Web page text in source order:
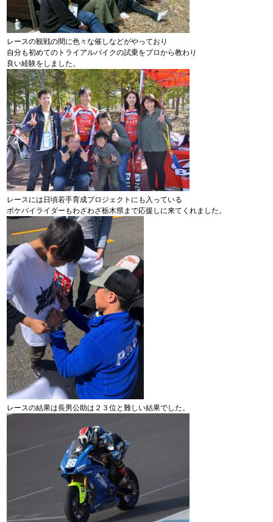
レースの観戦の間に色々な催しなどがやっており
自分も初めてのトライアルバイクの試乗をプロから教わり
良い経験をしました。
レースには日頃若手育成プロジェクトにも入っている
ポケバイライダーもわざわざ栃木県まで応援しに来てくれました。
レースの結果は長男公助は２３位と難しい結果でした。